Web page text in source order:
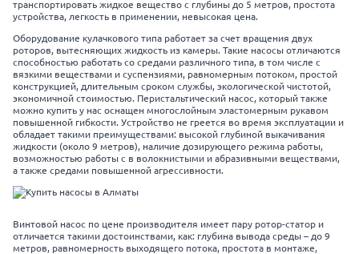
транспортировать жидкое вещество с глубины до 5 метров, простота
устройства, легкость в применении, невысокая цена.
Оборудование кулачкового типа работает за счет вращения двух
роторов, вытесняющих жидкость из камеры. Такие насосы отличаются
способностью работать со средами различного типа, в том числе с
вязкими веществами и суспензиями, равномерным потоком, простой
конструкцией, длительным сроком службы, экологической чистотой,
экономичной стоимостью. Перистальтический насос, который также
можно купить у нас оснащен многослойным эластомерным рукавом
повышенной гибкости. Устройство не греется во время эксплуатации и
обладает такими преимуществами: высокой глубиной выкачивания
жидкости (около 9 метров), наличие дозирующего режима работы,
возможностью работы с в волокнистыми и абразивными веществами,
а также средами повышенной агрессивности.
Винтовой насос по цене производителя имеет пару ротор-статор и
отличается такими достоинствами, как: глубина вывода среды – до 9
метров, равномерность выходящего потока, простота в монтаже,